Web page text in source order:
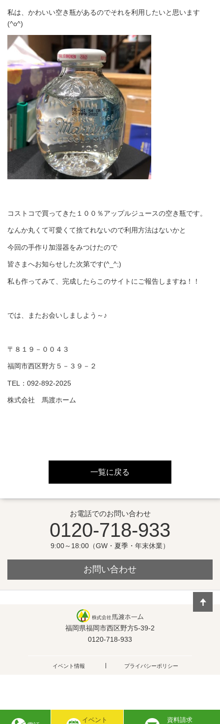
イベント 資料請求
私は、かわいい空き瓶があるのでそれを利用したいと思います
(^o^)
コストコで買ってきた１００％アップルジュースの空き瓶です。
なんか丸くて可愛くて捨てれないので利用方法はないかと
今回の手作り加湿器をみつけたので
皆さまへお知らせした次第です(^_^;)
私も作ってみて、完成したらこのサイトにご報告しますね！！
では、またお会いしましよう～♪
〒８１９－００４３
福岡市西区野方５－３９－２
TEL：092-892-2025
株式会社 馬渡ホーム
一覧に戻る
お電話でのお問い合わせ
0120-718-933
9:00～18:00（GW・夏季・年末休業）
お問い合わせ
福岡県福岡市西区野方5-39-2
0120-718-933
イベント情報 プライバシーポリシー